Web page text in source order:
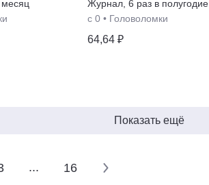
месяц
Журнал, 6 раз в полугодие
с 0• Головоломки
64,64 ₽
Показать ещё
... 16